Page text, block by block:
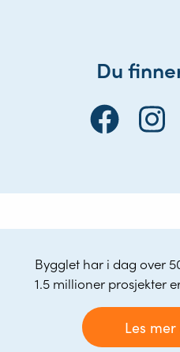
Du
Bygglet har i dag over
1.5 millioner prosjekter
Les